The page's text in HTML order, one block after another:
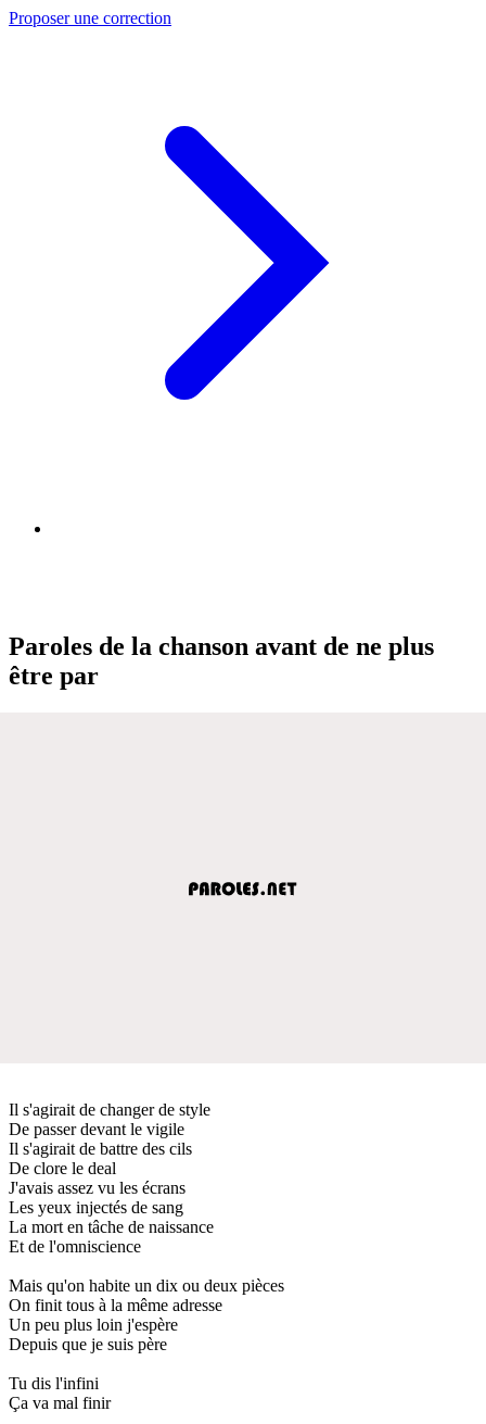
Proposer une correction
Paroles de la chanson avant de ne plus
être par
Il s'agirait de changer de style
De passer devant le vigile
Il s'agirait de battre des cils
De clore le deal
J'avais assez vu les écrans
Les yeux injectés de sang
La mort en tâche de naissance
Et de l'omniscience
Mais qu'on habite un dix ou deux pièces
On finit tous à la même adresse
Un peu plus loin j'espère
Depuis que je suis père
Tu dis l'infini
Ça va mal finir